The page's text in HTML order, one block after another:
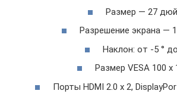
Размер — 27
Разрешение экрана —
Наклон: от -5 °
Размер VESA 100 х
Порты HDMI 2.0 x 2,